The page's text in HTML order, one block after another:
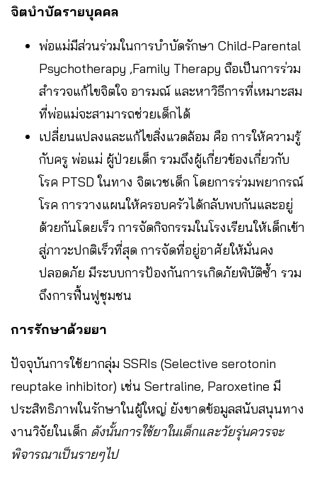
จิตบำบัดรายบุคคล
พ่อแม่มีส่วนร่วมในการบำบัดรักษา Child-Parental
Psychotherapy ,Family Therapy ถือเป็นการร่วม
สำรวจแก้ไขจิตใจ อารมณ์ และหาวิธีการที่เหมาะสม
ที่พ่อแม่จะสามารถช่วยเด็กได้
เปลี่ยนแปลงและแก้ไขสิ่งแวดล้อม คือ การให้ความรู้
กับครู พ่อแม่ ผู้ป่วยเด็ก รวมถึงผู้เกี่ยวข้องเกี่ยวกับ
โรค PTSD ในทาง จิตเวชเด็ก โดยการร่วมพยากรณ์
โรค การวางแผนให้ครอบครัวได้กลับพบกันและอยู่
ด้วยกันโดยเร็ว การจัดกิจกรรมในโรงเรียนให้เด็กเข้า
สู่ภาวะปกติเร็วที่สุด การจัดที่อยู่อาศัยให้มั่นคง
ปลอดภัย มีระบบการป้องกันการเกิดภัยพิบัติซ้ำ รวม
ถึงการฟื้นฟูชุมชน
การรักษาด้วยยา
ปัจจุบันการใช้ยากลุ่ม SSRIs (Selective serotonin
reuptake inhibitor) เช่น Sertraline, Paroxetine มี
ประสิทธิภาพในรักษาในผู้ใหญ่ ยังขาดข้อมูลสนับสนุนทาง
งานวิจัยในเด็ก ดังนั้นการใช้ยาในเด็กและวัยรุ่นควรจะ
พิจารณาเป็นรายๆไป